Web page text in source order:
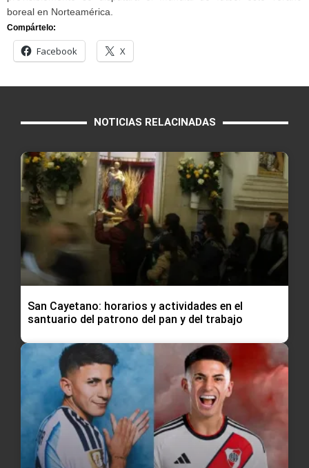
boreal en Norteamérica.
Compártelo:
Facebook X
NOTICIAS RELACINADAS
San Cayetano: horarios y actividades en el
santuario del patrono del pan y del trabajo